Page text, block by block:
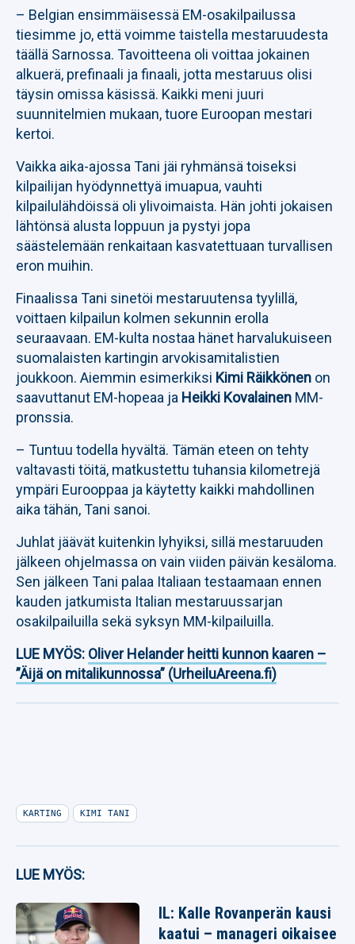
– Belgian ensimmäisessä EM-osakilpailussa
tiesimme jo, että voimme taistella mestaruudesta
täällä Sarnossa. Tavoitteena oli voittaa jokainen
alkuerä, prefinaali ja finaali, jotta mestaruus olisi
täysin omissa käsissä. Kaikki meni juuri
suunnitelmien mukaan, tuore Euroopan mestari
kertoi.
Vaikka aika-ajossa Tani jäi ryhmänsä toiseksi
kilpailijan hyödynnettyä imuapua, vauhti
kilpailulähdöissä oli ylivoimaista. Hän johti jokaisen
lähtönsä alusta loppuun ja pystyi jopa
säästelemään renkaitaan kasvatettuaan turvallisen
eron muihin.
Finaalissa Tani sinetöi mestaruutensa tyylillä,
voittaen kilpailun kolmen sekunnin erolla
seuraavaan. EM-kulta nostaa hänet harvalukuiseen
suomalaisten kartingin arvokisamitalistien
joukkoon. Aiemmin esimerkiksi Kimi Räikkönen on
saavuttanut EM-hopeaa ja Heikki Kovalainen MM-
pronssia.
– Tuntuu todella hyvältä. Tämän eteen on tehty
valtavasti töitä, matkustettu tuhansia kilometrejä
ympäri Eurooppaa ja käytetty kaikki mahdollinen
aika tähän, Tani sanoi.
Juhlat jäävät kuitenkin lyhyiksi, sillä mestaruuden
jälkeen ohjelmassa on vain viiden päivän kesäloma.
Sen jälkeen Tani palaa Italiaan testaamaan ennen
kauden jatkumista Italian mestaruussarjan
osakilpailuilla sekä syksyn MM-kilpailuilla.
LUE MYÖS: Oliver Helander heitti kunnon kaaren –
”Äijä on mitalikunnossa” (UrheiluAreena.fi)
KARTING KIMI TANI
LUE MYÖS:
IL: Kalle Rovanperän kausi
kaatui – manageri oikaisee